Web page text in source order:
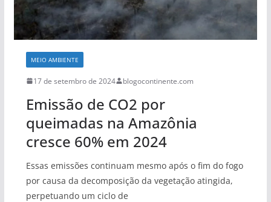
MEIO AMBIENTE
17 de setembro de 2024 blogocontinente.com
Emissão de CO2 por
queimadas na Amazônia
cresce 60% em 2024
Essas emissões continuam mesmo após o fim do fogo
por causa da decomposição da vegetação atingida,
perpetuando um ciclo de